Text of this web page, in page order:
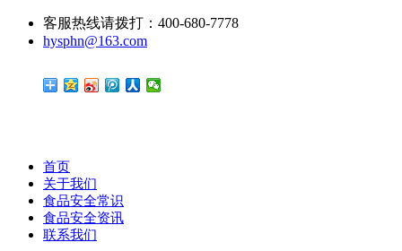
客服热线请拨打：400-680-7778
hysphn@163.com
首页
关于我们
食品安全常识
食品安全资讯
联系我们